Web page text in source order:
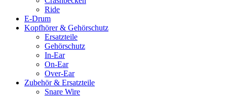
Ride
E-Drum
Kopfhörer & Gehörschutz
Ersatzteile
Gehörschutz
In-Ear
On-Ear
Over-Ear
Zubehör & Ersatzteile
Snare Wire